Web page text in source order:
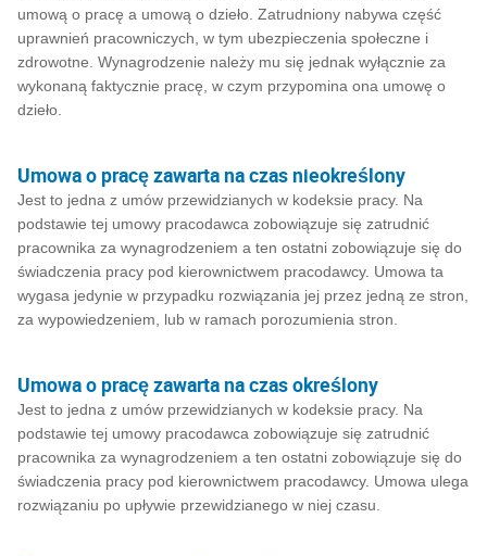
umową o pracę a umową o dzieło. Zatrudniony nabywa część
uprawnień pracowniczych, w tym ubezpieczenia społeczne i
zdrowotne. Wynagrodzenie należy mu się jednak wyłącznie za
wykonaną faktycznie pracę, w czym przypomina ona umowę o
dzieło.
Umowa o pracę zawarta na czas nieokreślony
Jest to jedna z umów przewidzianych w kodeksie pracy. Na
podstawie tej umowy pracodawca zobowiązuje się zatrudnić
pracownika za wynagrodzeniem a ten ostatni zobowiązuje się do
świadczenia pracy pod kierownictwem pracodawcy. Umowa ta
wygasa jedynie w przypadku rozwiązania jej przez jedną ze stron,
za wypowiedzeniem, lub w ramach porozumienia stron.
Umowa o pracę zawarta na czas określony
Jest to jedna z umów przewidzianych w kodeksie pracy. Na
podstawie tej umowy pracodawca zobowiązuje się zatrudnić
pracownika za wynagrodzeniem a ten ostatni zobowiązuje się do
świadczenia pracy pod kierownictwem pracodawcy. Umowa ulega
rozwiązaniu po upływie przewidzianego w niej czasu.